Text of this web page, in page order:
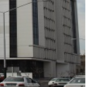
پارک